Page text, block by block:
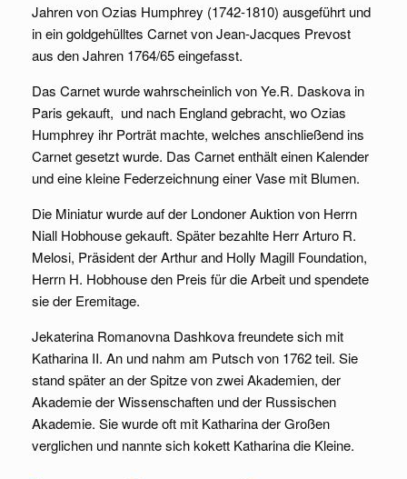
Jahren von Ozias Humphrey (1742-1810) ausgeführt und
in ein goldgehülltes Carnet von Jean-Jacques Prevost
aus den Jahren 1764/65 eingefasst.
Das Carnet wurde wahrscheinlich von Ye.R. Daskova in
Paris gekauft, und nach England gebracht, wo Ozias
Humphrey ihr Porträt machte, welches anschließend ins
Carnet gesetzt wurde. Das Carnet enthält einen Kalender
und eine kleine Federzeichnung einer Vase mit Blumen.
Die Miniatur wurde auf der Londoner Auktion von Herrn
Niall Hobhouse gekauft. Später bezahlte Herr Arturo R.
Melosi, Präsident der Arthur and Holly Magill Foundation,
Herrn H. Hobhouse den Preis für die Arbeit und spendete
sie der Eremitage.
Jekaterina Romanovna Dashkova freundete sich mit
Katharina II. An und nahm am Putsch von 1762 teil. Sie
stand später an der Spitze von zwei Akademien, der
Akademie der Wissenschaften und der Russischen
Akademie. Sie wurde oft mit Katharina der Großen
verglichen und nannte sich kokett Katharina die Kleine.